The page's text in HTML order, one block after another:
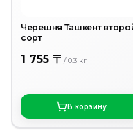
Черешня Ташкент
сорт
1 755 〒 /0.3 кг
В корзину